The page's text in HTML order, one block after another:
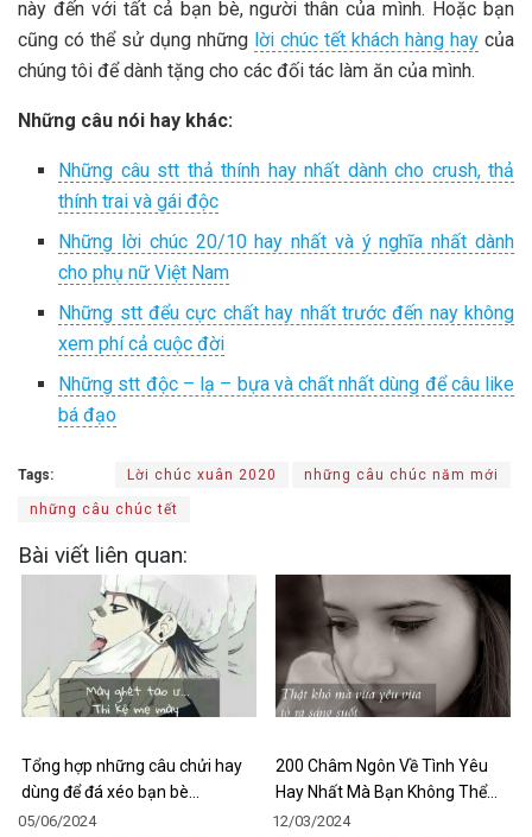
này đến với tất cả bạn bè, người thân của mình. Hoặc bạn
cũng có thể sử dụng những lời chúc tết khách hàng hay của
chúng tôi để dành tặng cho các đối tác làm ăn của mình.
Những câu nói hay khác:
Những câu stt thả thính hay nhất dành cho crush, thả
thính trai và gái độc
Những lời chúc 20/10 hay nhất và ý nghĩa nhất dành
cho phụ nữ Việt Nam
Những stt đểu cực chất hay nhất trước đến nay không
xem phí cả cuộc đời
Những stt độc – lạ – bựa và chất nhất dùng để câu like
bá đạo
Tags: Lời chúc xuân 2020 những câu chúc năm mới
những câu chúc tết
Bài viết liên quan:
Tổng hợp những câu chửi hay
dùng để đá xéo bạn bè…
05/06/2024
200 Châm Ngôn Về Tình Yêu
Hay Nhất Mà Bạn Không Thể…
12/03/2024